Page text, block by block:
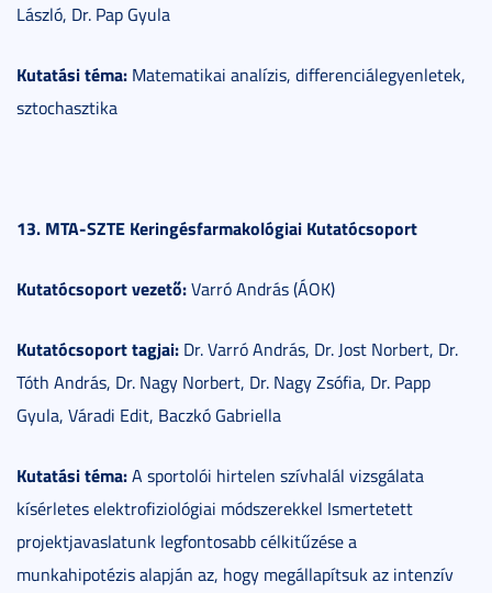
László, Dr. Pap Gyula
Kutatási téma: Matematikai analízis, differenciálegyenletek,
sztochasztika
13. MTA-SZTE Keringésfarmakológiai Kutatócsoport
Kutatócsoport vezető:Varró András (ÁOK)
Kutatócsoport tagjai: Dr. Varró András, Dr. Jost Norbert, Dr.
Tóth András, Dr. Nagy Norbert, Dr. Nagy Zsófia, Dr. Papp
Gyula, Váradi Edit, Baczkó Gabriella
Kutatási téma:A sportolói hirtelen szívhalál vizsgálata
kísérletes elektrofiziológiai módszerekkel Ismertetett
projektjavaslatunk legfontosabb célkitűzése a
munkahipotézis alapján az, hogy megállapítsuk az intenzív